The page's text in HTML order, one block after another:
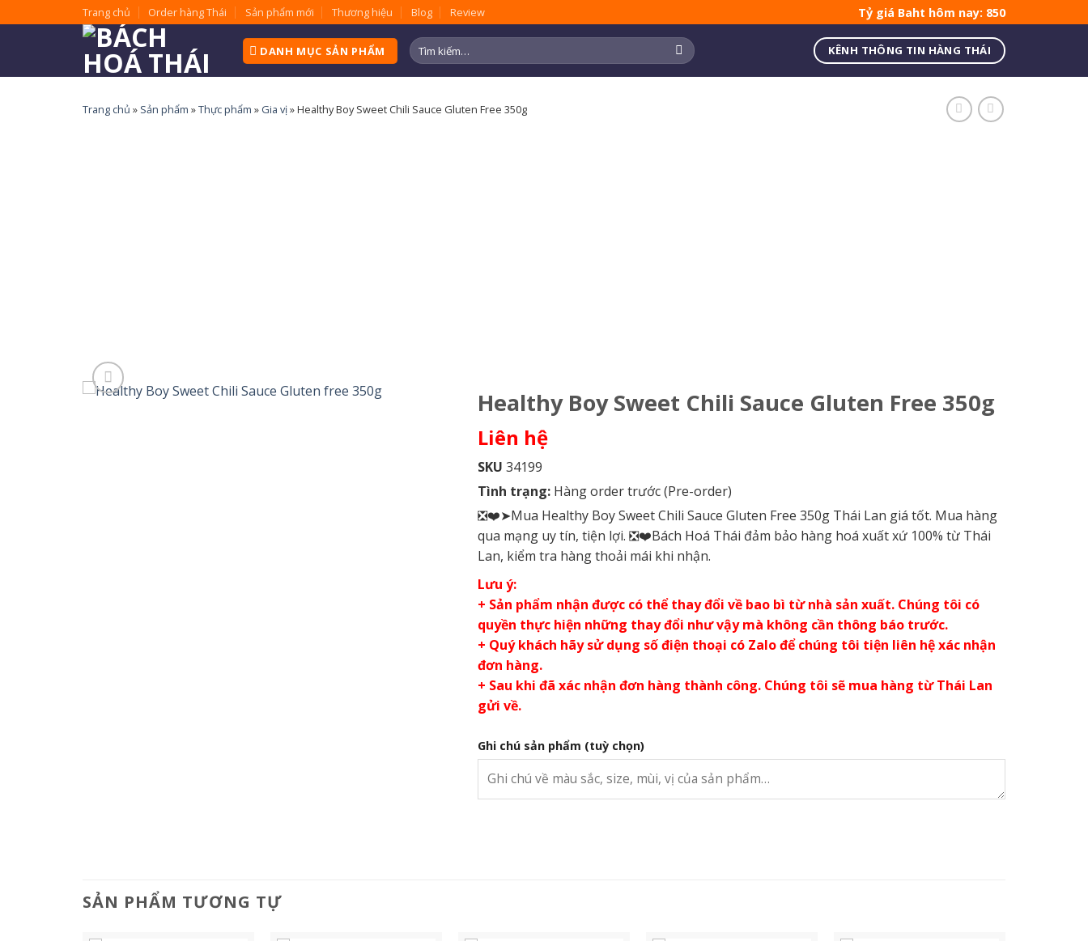
to
Trang chủ Order hàng Thái Sản phẩm mới Thương hiệu Blog Review Tỷ giá Baht hôm nay: 850
DANH MỤC SẢN PHẨM
Tìm
kiếm:
KÊNH THÔNG TIN HÀNG THÁI
Trang chủ » Sản phẩm »Thực phẩm » Gia vị»Healthy Boy Sweet Chili Sauce Gluten Free 350g
Healthy Boy Sweet Chili Sauce Gluten Free 350g
Liên hệ
SKU 34199
Tình trạng: Hàng order trước (Pre-order)
❎❤️➤Mua Healthy Boy Sweet Chili Sauce Gluten Free 350g Thái Lan giá tốt. Mua hàng
qua mạng uy tín, tiện lợi. ❎❤️Bách Hoá Thái đảm bảo hàng hoá xuất xứ 100% từ Thái
Lan, kiểm tra hàng thoải mái khi nhận.
Lưu ý:
+ Sản phẩm nhận được có thể thay đổi về bao bì từ nhà sản xuất. Chúng tôi có
quyền thực hiện những thay đổi như vậy mà không cần thông báo trước.
+ Quý khách hãy sử dụng số điện thoại có Zalo để chúng tôi tiện liên hệ xác nhận
đơn hàng.
+ Sau khi đã xác nhận đơn hàng thành công. Chúng tôi sẽ mua hàng từ Thái Lan
gửi về.
Ghi chú sản phẩm (tuỳ chọn)
SẢN PHẨM TƯƠNG TỰ